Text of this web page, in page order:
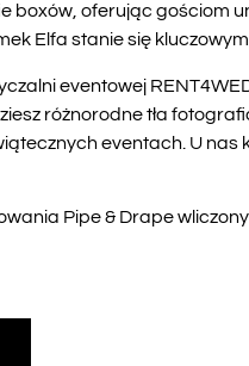
boxów, oferując gościom
Elfa stanie się
eventowej
różnorodne tła
eventach. U nas
Pipe & Drape